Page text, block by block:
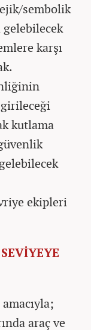
sembolik
karşı
girileceği
kutlama
ekipleri
araç ve